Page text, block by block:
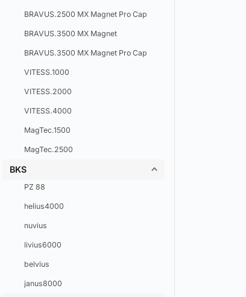
BRAVUS.2500 MX Magnet Pro Cap
BRAVUS.3500 MX Magnet
BRAVUS.3500 MX Magnet Pro Cap
VITESS.1000
VITESS.2000
VITESS.4000
MagTec.1500
MagTec.2500
BKS
PZ 88
helius4000
nuvius
livius6000
belvius
janus8000